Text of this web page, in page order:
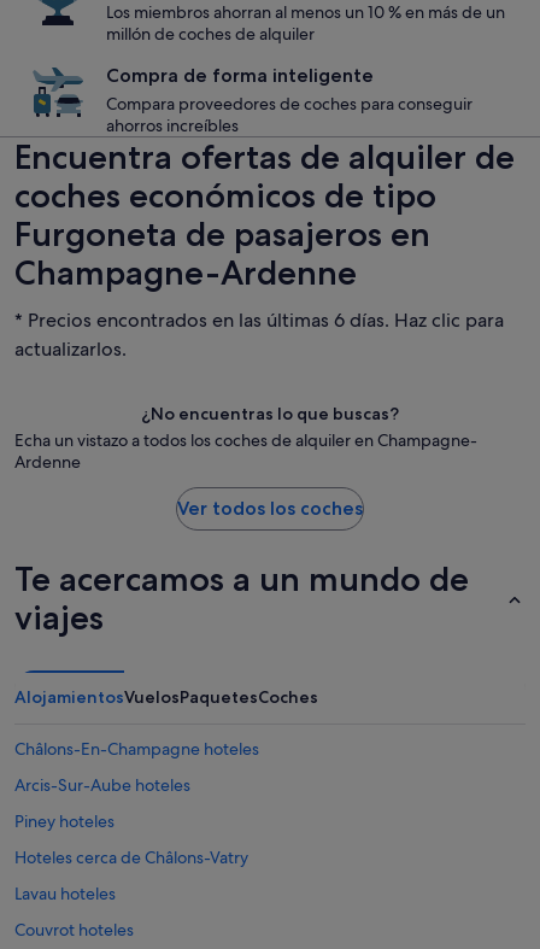
Los miembros ahorran al menos un 10 % en más de un
millón de coches de alquiler
Compra de forma inteligente
Compara proveedores de coches para conseguir
ahorros increíbles
Encuentra ofertas de alquiler de
coches económicos de tipo
Furgoneta de pasajeros en
Champagne-Ardenne
* Precios encontrados en las últimas 6 días. Haz clic para
actualizarlos.
¿No encuentras lo que buscas?
Echa un vistazo a todos los coches de alquiler en Champagne-
Ardenne
Ver todos los coches
Te acercamos a un mundo de
viajes
AlojamientosVuelosPaquetesCoches
Châlons-En-Champagne hoteles
Arcis-Sur-Aube hoteles
Piney hoteles
Hoteles cerca de Châlons-Vatry
Lavau hoteles
Couvrot hoteles